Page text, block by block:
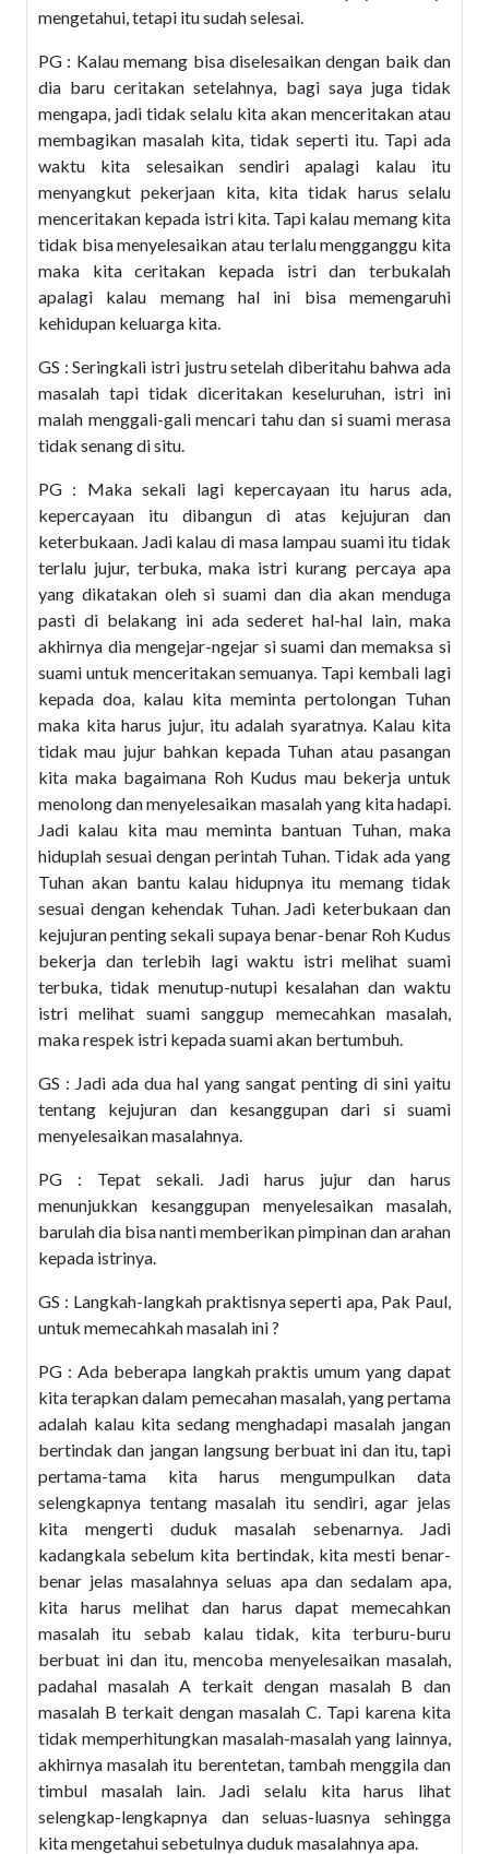
mengetahui, tetapi itu sudah selesai.
PG : Kalau memang bisa diselesaikan dengan baik dan
dia baru ceritakan setelahnya, bagi saya juga tidak
mengapa, jadi tidak selalu kita akan menceritakan atau
membagikan masalah kita, tidak seperti itu. Tapi ada
waktu kita selesaikan sendiri apalagi kalau itu
menyangkut pekerjaan kita, kita tidak harus selalu
menceritakan kepada istri kita. Tapi kalau memang kita
tidak bisa menyelesaikan atau terlalu mengganggu kita
maka kita ceritakan kepada istri dan terbukalah
apalagi kalau memang hal ini bisa memengaruhi
kehidupan keluarga kita.
GS : Seringkali istri justru setelah diberitahu bahwa ada
masalah tapi tidak diceritakan keseluruhan, istri ini
malah menggali-gali mencari tahu dan si suami merasa
tidak senang di situ.
PG : Maka sekali lagi kepercayaan itu harus ada,
kepercayaan itu dibangun di atas kejujuran dan
keterbukaan. Jadi kalau di masa lampau suami itu tidak
terlalu jujur, terbuka, maka istri kurang percaya apa
yang dikatakan oleh si suami dan dia akan menduga
pasti di belakang ini ada sederet hal-hal lain, maka
akhirnya dia mengejar-ngejar si suami dan memaksa si
suami untuk menceritakan semuanya. Tapi kembali lagi
kepada doa, kalau kita meminta pertolongan Tuhan
maka kita harus jujur, itu adalah syaratnya. Kalau kita
tidak mau jujur bahkan kepada Tuhan atau pasangan
kita maka bagaimana Roh Kudus mau bekerja untuk
menolong dan menyelesaikan masalah yang kita hadapi.
Jadi kalau kita mau meminta bantuan Tuhan, maka
hiduplah sesuai dengan perintah Tuhan. Tidak ada yang
Tuhan akan bantu kalau hidupnya itu memang tidak
sesuai dengan kehendak Tuhan. Jadi keterbukaan dan
kejujuran penting sekali supaya benar-benar Roh Kudus
bekerja dan terlebih lagi waktu istri melihat suami
terbuka, tidak menutup-nutupi kesalahan dan waktu
istri melihat suami sanggup memecahkan masalah,
maka respek istri kepada suami akan bertumbuh.
GS : Jadi ada dua hal yang sangat penting di sini yaitu
tentang kejujuran dan kesanggupan dari si suami
menyelesaikan masalahnya.
PG : Tepat sekali. Jadi harus jujur dan harus
menunjukkan kesanggupan menyelesaikan masalah,
barulah dia bisa nanti memberikan pimpinan dan arahan
kepada istrinya.
GS : Langkah-langkah praktisnya seperti apa, Pak Paul,
untuk memecahkah masalah ini ?
PG : Ada beberapa langkah praktis umum yang dapat
kita terapkan dalam pemecahan masalah, yang pertama
adalah kalau kita sedang menghadapi masalah jangan
bertindak dan jangan langsung berbuat ini dan itu, tapi
pertama-tama kita harus mengumpulkan data
selengkapnya tentang masalah itu sendiri, agar jelas
kita mengerti duduk masalah sebenarnya. Jadi
kadangkala sebelum kita bertindak, kita mesti benar-
benar jelas masalahnya seluas apa dan sedalam apa,
kita harus melihat dan harus dapat memecahkan
masalah itu sebab kalau tidak, kita terburu-buru
berbuat ini dan itu, mencoba menyelesaikan masalah,
padahal masalah A terkait dengan masalah B dan
masalah B terkait dengan masalah C. Tapi karena kita
tidak memperhitungkan masalah-masalah yang lainnya,
akhirnya masalah itu berentetan, tambah menggila dan
timbul masalah lain. Jadi selalu kita harus lihat
selengkap-lengkapnya dan seluas-luasnya sehingga
kita mengetahui sebetulnya duduk masalahnya apa.